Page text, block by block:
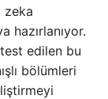
zeka
hazırlanıyor.
edilen bu
bölümleri